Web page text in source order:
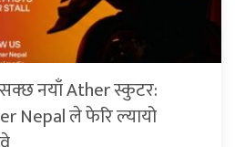
नयाँ Ather स्कुटर:
Nepal ले फेरि ल्यायो